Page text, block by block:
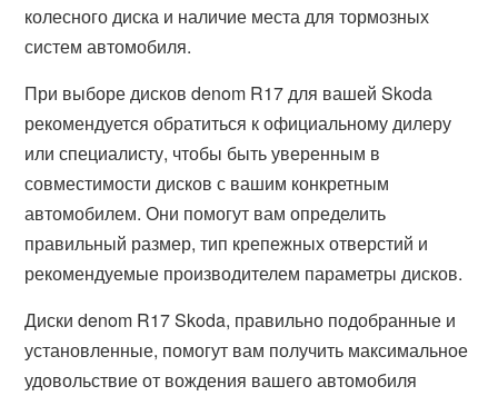
колесного диска и наличие места для тормозных
систем автомобиля.
При выборе дисков denom R17 для вашей Skoda
рекомендуется обратиться к официальному дилеру
или специалисту, чтобы быть уверенным в
совместимости дисков с вашим конкретным
автомобилем. Они помогут вам определить
правильный размер, тип крепежных отверстий и
рекомендуемые производителем параметры дисков.
Диски denom R17 Skoda, правильно подобранные и
установленные, помогут вам получить максимальное
удовольствие от вождения вашего автомобиля